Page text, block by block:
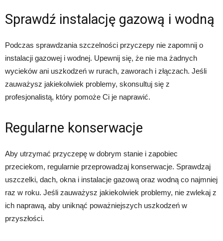
Sprawdź instalację gazową i wodną
Podczas sprawdzania szczelności przyczepy nie zapomnij o
instalacji gazowej i wodnej. Upewnij się, że nie ma żadnych
wycieków ani uszkodzeń w rurach, zaworach i złączach. Jeśli
zauważysz jakiekolwiek problemy, skonsultuj się z
profesjonalistą, który pomoże Ci je naprawić.
Regularne konserwacje
Aby utrzymać przyczepę w dobrym stanie i zapobiec
przeciekom, regularnie przeprowadzaj konserwacje. Sprawdzaj
uszczelki, dach, okna i instalacje gazową oraz wodną co najmniej
raz w roku. Jeśli zauważysz jakiekolwiek problemy, nie zwlekaj z
ich naprawą, aby uniknąć poważniejszych uszkodzeń w
przyszłości.